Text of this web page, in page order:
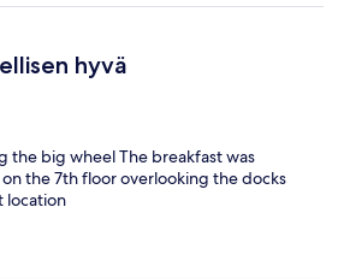
hyvä
the big wheel The breakfast was
the 7th floor overlooking the docks
location